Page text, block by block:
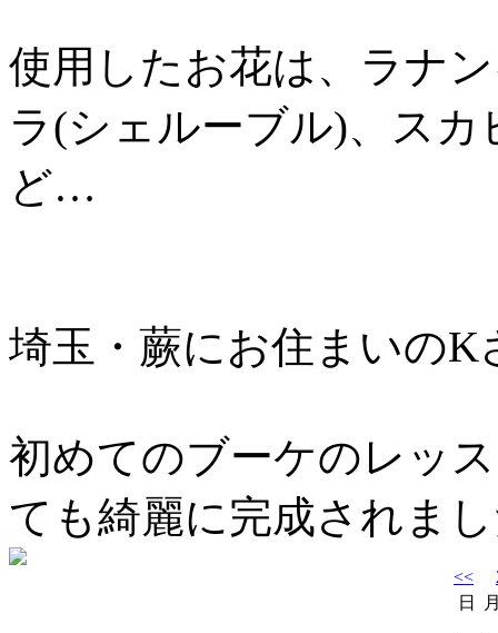
使用したお花は、ラナ
ラ(シェルーブル)、ス
ど…
埼玉・蕨にお住まいのK
初めてのブーケのレッ
ても綺麗に完成されま
<<
日